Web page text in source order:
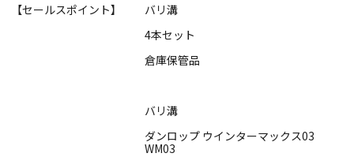
【セールスポイント】
バリ溝
4本セット
倉庫保管品
バリ溝
ダンロップ ウインターマックス03
WM03